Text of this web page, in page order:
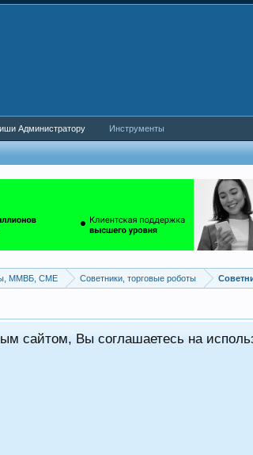
ММВБ, CME Советники, торговые роботы
сайтом, Вы соглашаетесь на
Администратору Инструменты